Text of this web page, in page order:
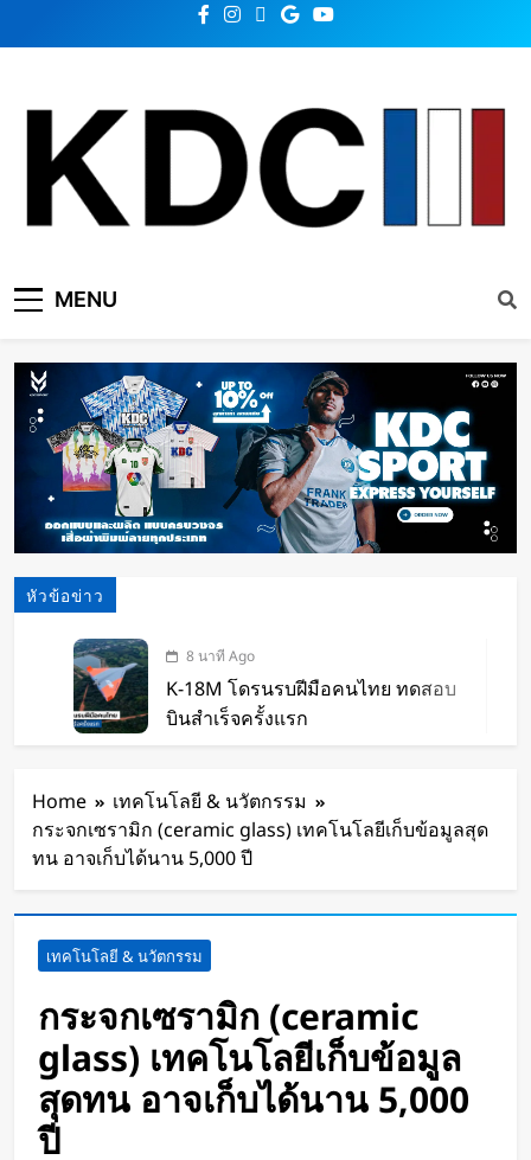
KDC SOLUTION | เคดีซี
โซลูชั่น
MENU
หัวข้อข่าว
8 นาที Ago
K-18M โดรนรบฝีมือคนไทย ทดสอบ
บินสำเร็จครั้งแรก
แพลตฟอร์มคาร์พูลระหว่างเมือง ช่วย
หารค่าน้ำมันและค่าทางด่วน
22 ชั่วโมง Ago
กวาดรายได้มากขึ้น 6 เท่า
1 วัน Ago
Disney+ จับมือ TikTok ดึงครีเอเตอร์
เข้าแอป เปลี่ยนแฟนคลับให้เป็นผู้
สร้างคอนเทนต์
1 วัน Ago
ทีมนักศึกษาจากเนเธอร์แลนด์เปิดตัว
Stella Juva รถพยาบาลพลังงานแสง
Home
เทคโนโลยี & นวัตกรรม
กระจกเซรามิก (ceramic glass) เทคโนโลยีเก็บข้อมูลสุด
ทน อาจเก็บได้นาน 5,000 ปี
เทคโนโลยี & นวัตกรรม
กระจกเซรามิก (ceramic
glass) เทคโนโลยีเก็บข้อมูล
สุดทน อาจเก็บได้นาน 5,000
ปี